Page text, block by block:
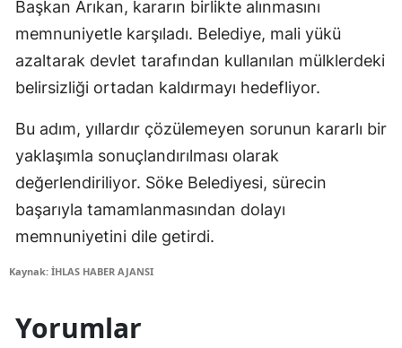
Başkan Arıkan, kararın birlikte alınmasını
memnuniyetle karşıladı. Belediye, mali yükü
azaltarak devlet tarafından kullanılan mülklerdeki
belirsizliği ortadan kaldırmayı hedefliyor.
Bu adım, yıllardır çözülemeyen sorunun kararlı bir
yaklaşımla sonuçlandırılması olarak
değerlendiriliyor. Söke Belediyesi, sürecin
başarıyla tamamlanmasından dolayı
memnuniyetini dile getirdi.
Kaynak: İHLAS HABER AJANSI
Yorumlar